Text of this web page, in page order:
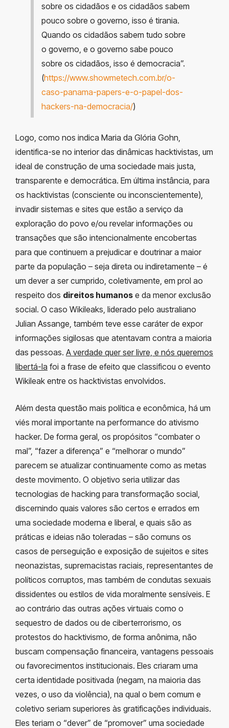
sobre os cidadãos e os cidadãos sabem
pouco sobre o governo, isso é tirania.
Quando os cidadãos sabem tudo sobre
o governo, e o governo sabe pouco
sobre os cidadãos, isso é democracia”.
(https://www.showmetech.com.br/o-
caso-panama-papers-e-o-papel-dos-
hackers-na-democracia/)
Logo, como nos indica Maria da Glória Gohn,
identifica-se no interior das dinâmicas hacktivistas, um
ideal de construção de uma sociedade mais justa,
transparente e democrática. Em última instância, para
os hacktivistas (consciente ou inconscientemente),
invadir sistemas e sites que estão a serviço da
exploração do povo e/ou revelar informações ou
transações que são intencionalmente encobertas
para que continuem a prejudicar e doutrinar a maior
parte da população – seja direta ou indiretamente – é
um dever a ser cumprido, coletivamente, em prol ao
respeito dos direitos humanos e da menor exclusão
social. O caso Wikileaks, liderado pelo australiano
Julian Assange, também teve esse caráter de expor
informações sigilosas que atentavam contra a maioria
das pessoas. A verdade quer ser livre, e nós queremos
libertá-la foi a frase de efeito que classificou o evento
Wikileak entre os hacktivistas envolvidos.
Além desta questão mais política e econômica, há um
viés moral importante na performance do ativismo
hacker. De forma geral, os propósitos “combater o
mal”, “fazer a diferença” e “melhorar o mundo”
parecem se atualizar continuamente como as metas
deste movimento. O objetivo seria utilizar das
tecnologias de hacking para transformação social,
discernindo quais valores são certos e errados em
uma sociedade moderna e liberal, e quais são as
práticas e ideias não toleradas – são comuns os
casos de perseguição e exposição de sujeitos e sites
neonazistas, supremacistas raciais, representantes de
políticos corruptos, mas também de condutas sexuais
dissidentes ou estilos de vida moralmente sensíveis. E
ao contrário das outras ações virtuais como o
sequestro de dados ou de ciberterrorismo, os
protestos do hacktivismo, de forma anônima, não
buscam compensação financeira, vantagens pessoais
ou favorecimentos institucionais. Eles criaram uma
certa identidade positivada (negam, na maioria das
vezes, o uso da violência), na qual o bem comum e
coletivo seriam superiores às gratificações individuais.
Eles teriam o “dever” de “promover” uma sociedade